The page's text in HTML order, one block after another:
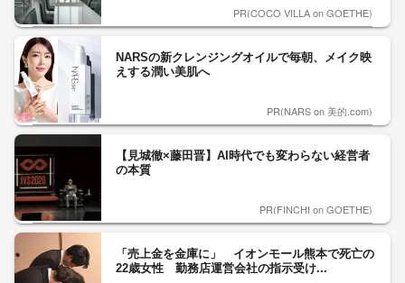
元ジャンポケ・斉藤慎二被告（43）に懲役7年を
求刑 ロケバス内で性的暴行など 被...
2026年8月5日
「ルール守らないなら来なくていい」“世界一”花
火大会で禁止行為相次ぎ怒りの声 場...
2026年8月3日
熊本地震の影響は？「四国の活断層は力を蓄え危
ない」 専門家が警鐘《中央構造線》M...
2026年8月4日